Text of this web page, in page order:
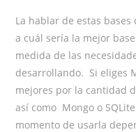
La hablar de estas
a cuál sería la mejor
medida de las
desarrollando. Si eliges
mejores por la cantidad
así como Mongo o
momento de usarla